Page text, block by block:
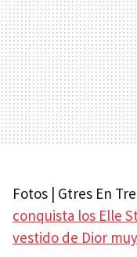
Fotos | Gtres En
conquista los Elle
vestido de Dior